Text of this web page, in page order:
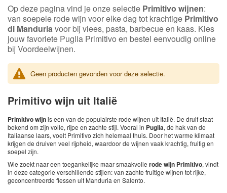
Op deze pagina vind je onze selectie Primitivo wijnen:
van soepele rode wijn voor elke dag tot krachtige Primitivo
di Manduriavoor bij vlees, pasta, barbecue en kaas. Kies
jouw favoriete Puglia Primitivo en bestel eenvoudig online
bij Voordeelwijnen.
Geen producten gevonden voor deze selectie.
Primitivo wijn uit Italië
Primitivo wijnis een van de populairste rode wijnen uit Italië. De druif staat
bekend om zijn volle, rijpe en zachte stijl. Vooral in Puglia, de hak van de
Italiaanse laars, voelt Primitivo zich helemaal thuis. Door het warme klimaat
krijgen de druiven veel rijpheid, waardoor de wijnen vaak krachtig, fruitig en
soepel zijn.
Wie zoekt naar een toegankelijke maar smaakvolle rode wijn Primitivo, vindt
in deze categorie verschillende stijlen: van zachte fruitige wijnen tot rijke,
geconcentreerde flessen uit Manduria en Salento.